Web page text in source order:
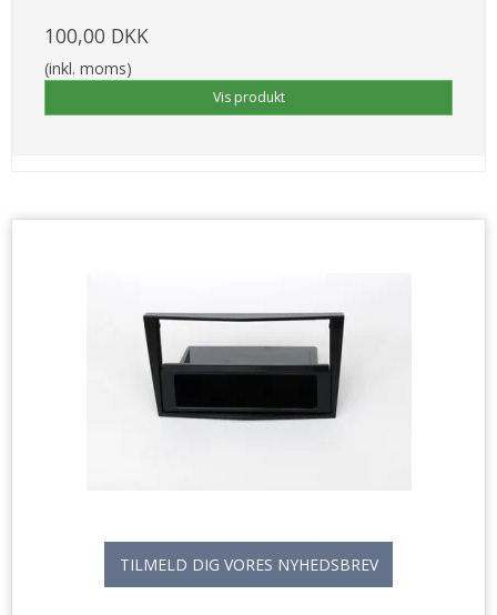
100,00 DKK
(inkl. moms)
Vis produkt
TILMELD DIG VORES NYHEDSBREV